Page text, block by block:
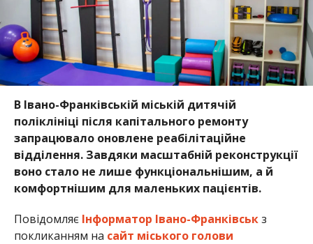
В Івано-Франківській міській дитячій
поліклініці після капітального ремонту
запрацювало оновлене реабілітаційне
відділення. Завдяки масштабній реконструкції
воно стало не лише функціональнішим, а й
комфортнішим для маленьких пацієнтів.
Повідомляє Інформатор Івано-Франківськз
покликанням на сайт міського голови